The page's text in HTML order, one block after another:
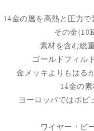
14金の層を高熱と圧力で
その金
素材を含む総
ゴールドフィル
金メッキよりもはる
14金の
ヨーロッパではポピ
ワイヤー・ビ